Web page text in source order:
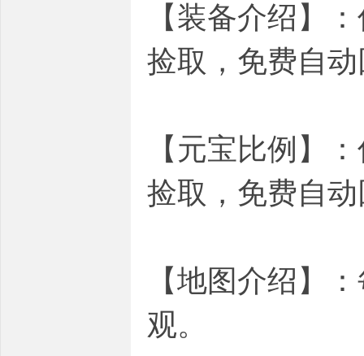
【装备介绍】
捡取，免费自
【元宝比例】
捡取，免费自
【地图介绍】
观。